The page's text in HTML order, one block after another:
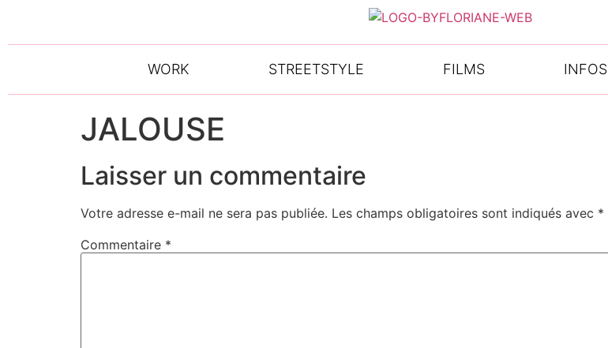
WORK STREETSTYLE FILMS INFOS
JALOUSE
Laisser un commentaire
Votre adresse e-mail ne sera pas publiée. Les champs obligatoires sont indiqués avec *
Commentaire *